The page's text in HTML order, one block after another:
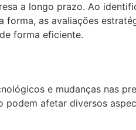
a longo prazo. Ao
as avaliações
forma eficiente.
e mudanças nas
podem afetar diversos